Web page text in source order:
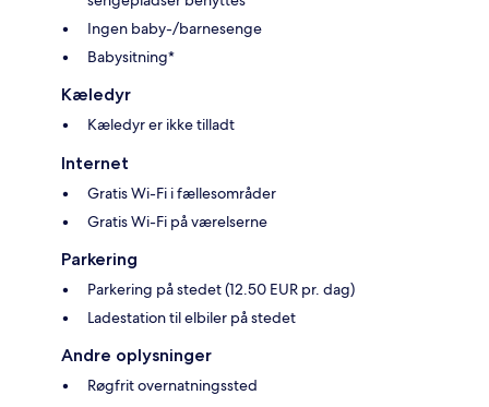
Ingen baby-/barnesenge
Babysitning*
Kæledyr
Kæledyr er ikke tilladt
Internet
Gratis Wi-Fi i fællesområder
Gratis Wi-Fi på værelserne
Parkering
Parkering på stedet (12.50 EUR pr. dag)
Ladestation til elbiler på stedet
Andre oplysninger
Røgfrit overnatningssted